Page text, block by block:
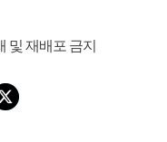
및 재배포 금지